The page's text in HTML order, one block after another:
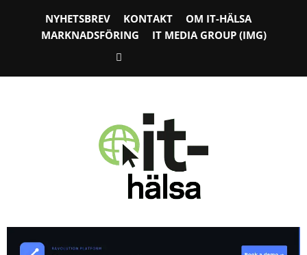
NYHETSBREV KONTAKT
OM IT-HÄLSA
MARKNADSFÖRING
IT MEDIA GROUP (IMG)